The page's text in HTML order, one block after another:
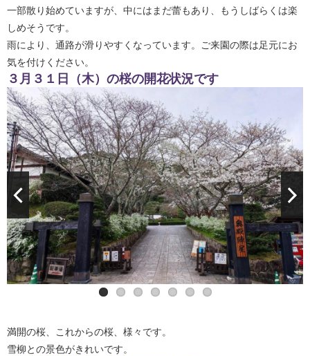
一部散り始めていますが、中にはまだ蕾もあり、もうしばらくは楽
しめそうです。
雨により、通路が滑りやすくなっています。ご来園の際は足元にお
気を付けください。
３月３１日（木）の桜の開花状況です
書院前は満開です
枝垂桜もこれから
満開の桜、これからの桜、様々です。
雪柳との景色がきれいです。